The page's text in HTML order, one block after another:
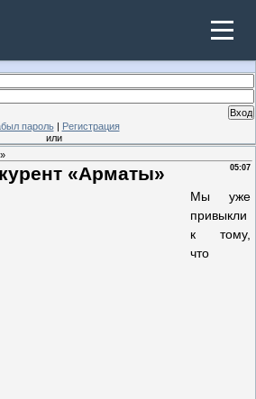
пароль| Регистрация
или
»
05:07
«Арматы»
Мы уже
привыкли
к тому,
что